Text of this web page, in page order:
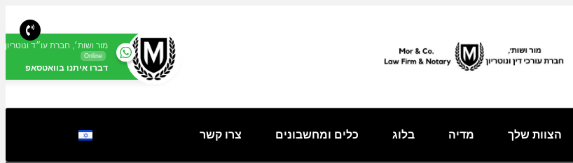
מור ושות׳, חברת עו״ד ונוטריון
Online
דברו איתנו בוואטסאפ
הצוות שלך מדיה בלוג כלים ומחשבונים צרו קשר